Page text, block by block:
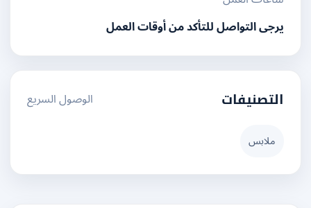
يرجى التواصل للتأكد من أوقات العمل
التصنيفات الوصول السريع
ملابس